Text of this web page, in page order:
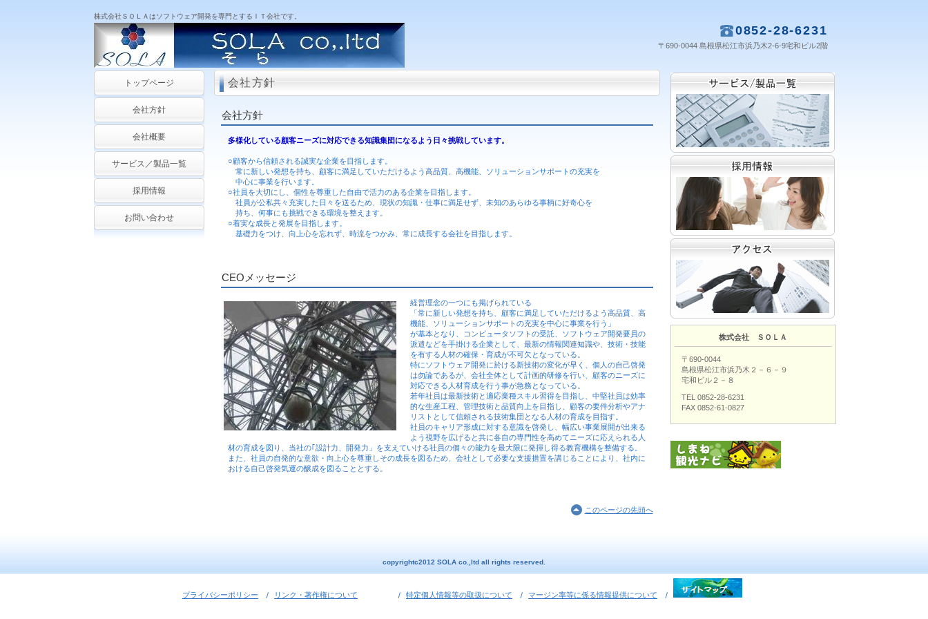
株式会社ＳＯＬＡはソフトウェア開発を専門とするＩＴ会社です。
0852-28-6231
〒690-0044 島根県松江市浜乃木2-6-9宅和ビル2階
会社方針
会社方針
多様化している顧客ニーズに対応できる知識集団になるよう日々挑戦しています。
○顧客から信頼される誠実な企業を目指します。
常に新しい発想を持ち、顧客に満足していただけるよう高品質、高機能、ソリューションサポートの充実を
中心に事業を行います。
○社員を大切にし、個性を尊重した自由で活力のある企業を目指します。
社員が公私共々充実した日々を送るため、現状の知識・仕事に満足せず、未知のあらゆる事柄に好奇心を
持ち、何事にも挑戦できる環境を整えます。
○着実な成長と発展を目指します。
基礎力をつけ、向上心を忘れず、時流をつかみ、常に成長する会社を目指します。
CEOメッセージ
経営理念の一つにも掲げられている
「常に新しい発想を持ち、顧客に満足していただけるよう高品質、高
機能、ソリューションサポートの充実を中心に事業を行う」
が基本となり、コンピュータソフトの受託、ソフトウェア開発要員の
派遣などを手掛ける企業として、最新の情報関連知識や、技術・技能
を有する人材の確保・育成が不可欠となっている。
特にソフトウェア開発に於ける新技術の変化が早く、個人の自己啓発
は勿論であるが、会社全体として計画的研修を行い、顧客のニーズに
対応できる人材育成を行う事が急務となっている。
若年社員は最新技術と適応業種スキル習得を目指し、中堅社員は効率
的な生産工程、管理技術と品質向上を目指し、顧客の要件分析やアナ
リストとして信頼される技術集団となる人材の育成を目指す。
社員のキャリア形成に対する意識を啓発し、幅広い事業展開が出来る
よう視野を広げると共に各自の専門性を高めてニーズに応えられる人
材の育成を図り、当社の｢設計力、開発力」を支えていける社員の個々の能力を最大限に発揮し得る教育機構を整備する。
また、社員の自発的な意欲・向上心を尊重しその成長を図るため、会社として必要な支援措置を講じることにより、社内に
おける自己啓発気運の醸成を図ることとする。
このページの先頭へ
トップページ
会社方針
会社概要
サービス／製品一覧
採用情報
お問い合わせ
株式会社 ＳＯＬＡ
〒690-0044
島根県松江市浜乃木２－６－９
宅和ビル２－８
TEL 0852-28-6231
FAX 0852-61-0827
copyrightc2012 SOLA co.,ltd all rights reserved.
プライバシーポリシー リンク・著作権について 特定個人情報等の取扱について マージン率等に係る情報提供について